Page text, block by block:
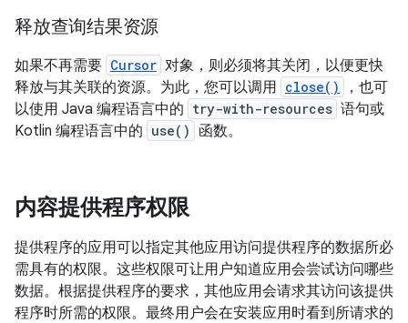
释放查询结果资源
如果不再需要 Cursor 对象，则必须将其关闭，以便更快
释放与其关联的资源。为此，您可以调用 close()
，也可
以使用 Java 编程语言中的 try-with-resources 语句或
Kotlin 编程语言中的 use() 函数。
内容提供程序权限
提供程序的应用可以指定其他应用访问提供程序的数据所必
需具有的权限。这些权限可让用户知道应用会尝试访问哪些
数据。根据提供程序的要求，其他应用会请求其访问该提供
程序时所需的权限。最终用户会在安装应用时看到所请求的